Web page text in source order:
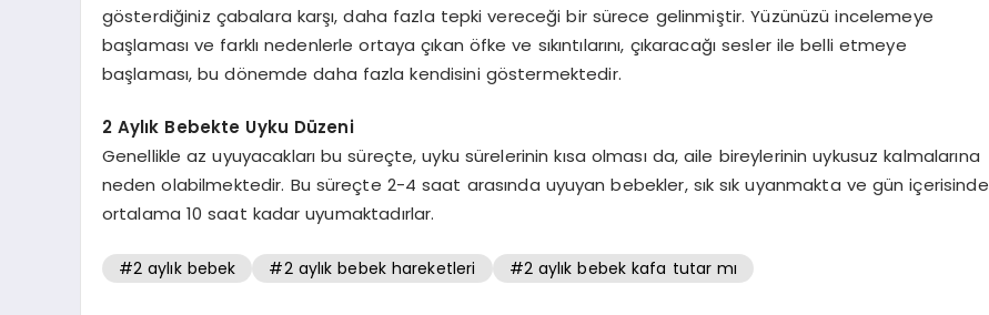
gösterdiğiniz çabalara karşı, daha fazla tepki vereceği bir sürece gelinmiştir. Yüzünüzü incelemeye
başlaması ve farklı nedenlerle ortaya çıkan öfke ve sıkıntılarını, çıkaracağı sesler ile belli etmeye
başlaması, bu dönemde daha fazla kendisini göstermektedir.
2 Aylık Bebekte Uyku Düzeni
Genellikle az uyuyacakları bu süreçte, uyku sürelerinin kısa olması da, aile bireylerinin uykusuz kalmalarına
neden olabilmektedir. Bu süreçte 2-4 saat arasında uyuyan bebekler, sık sık uyanmakta ve gün içerisinde
ortalama 10 saat kadar uyumaktadırlar.
#2 aylık bebek #2 aylık bebek hareketleri #2 aylık bebek kafa tutar mı